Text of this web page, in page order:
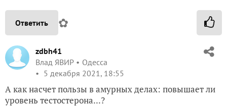
Ответить ✿
zdbh41
Влад ЯВИР
Одесса
5 декабря 2021, 18:55
А как насчет пользы в амурных делах: повышает ли
уровень тестостерона...?